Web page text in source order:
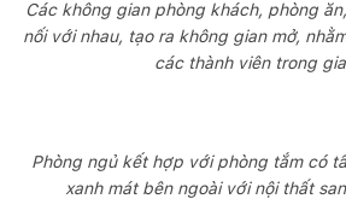
Các không gian phòng khách, phòng
nối với nhau, tạo ra không gian mở,
các thành viên trong
Phòng ngủ kết hợp với phòng tắm có
xanh mát bên ngoài với nội thất